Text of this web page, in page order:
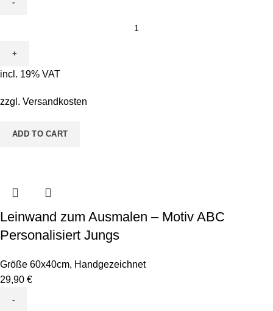
Ausmalen
-
ABC
Mädchen
incl. 19% VAT
zzgl. Versandkosten
ADD TO CART
Leinwand zum Ausmalen – Motiv ABC
Personalisiert Jungs
Größe 60x40cm, Handgezeichnet
29,90 €